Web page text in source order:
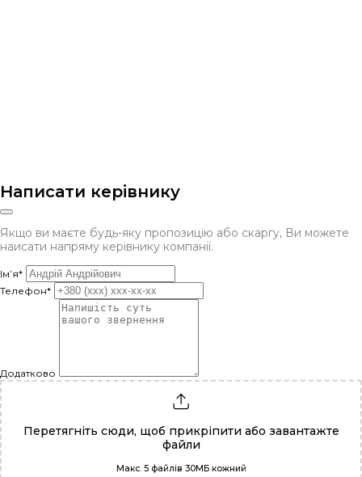
Написати керівнику
Якщо ви маєте будь-яку пропозицію або скаргу, Ви можете
наисати напряму керівнику компанії.
Ім’я*
Телефон*
Додатково
Перетягніть сюди, щоб прикріпити або завантажте
файли
Макс. 5 файлів 30МБ кожний